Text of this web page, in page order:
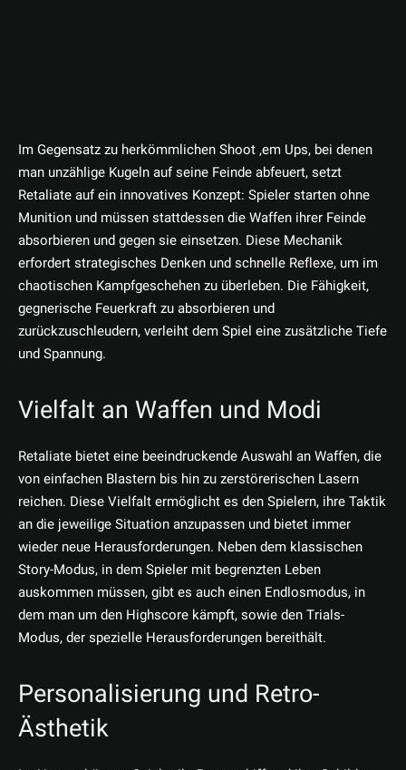
Im Gegensatz zu herkömmlichen Shoot ‚em Ups, bei denen
man unzählige Kugeln auf seine Feinde abfeuert, setzt
Retaliate auf ein innovatives Konzept: Spieler starten ohne
Munition und müssen stattdessen die Waffen ihrer Feinde
absorbieren und gegen sie einsetzen. Diese Mechanik
erfordert strategisches Denken und schnelle Reflexe, um im
chaotischen Kampfgeschehen zu überleben. Die Fähigkeit,
gegnerische Feuerkraft zu absorbieren und
zurückzuschleudern, verleiht dem Spiel eine zusätzliche Tiefe
und Spannung.
Vielfalt an Waffen und Modi
Retaliate bietet eine beeindruckende Auswahl an Waffen, die
von einfachen Blastern bis hin zu zerstörerischen Lasern
reichen. Diese Vielfalt ermöglicht es den Spielern, ihre Taktik
an die jeweilige Situation anzupassen und bietet immer
wieder neue Herausforderungen. Neben dem klassischen
Story-Modus, in dem Spieler mit begrenzten Leben
auskommen müssen, gibt es auch einen Endlosmodus, in
dem man um den Highscore kämpft, sowie den Trials-
Modus, der spezielle Herausforderungen bereithält.
Personalisierung und Retro-
Ästhetik